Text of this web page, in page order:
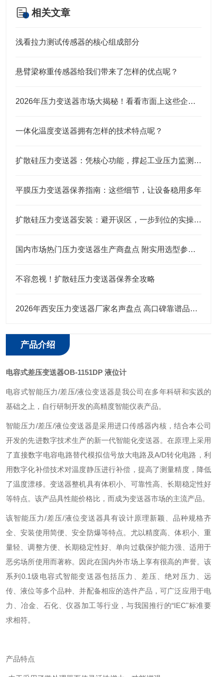
相关文章
浅看拉力测试传感器的核心组成部分
悬臂梁称重传感器给我们带来了怎样的优点呢？
2026年压力变送器市场大揭秘！看看市面上这些企业口碑究竟咋样？
一体化温度变送器拥有怎样的技术特点呢？
扩散硅压力变送器：凭核心功能，撑起工业压力监测的“硬底气”
平膜压力变送器保养指南：这些细节，让设备稳用多年
扩散硅压力变送器安装：避开误区，一步到位的实操指南
国内市场热门压力变送器生产商盘点 附实用选型参考指南
不容忽视！扩散硅压力变送器保养全攻略
2026年西安压力变送器厂家名声盘点 高口碑靠谱品牌都给你整理好了
产品介绍
电容式差压变送器OB-1151DP 液位计
电容式智能压力/差压/液位变送器是我公司在多年科研和实践的
基础之上，自行研制开发的高精度智能仪表产品。
智能压力/差压/液位变送器是采用进口传感器内核，结合本公司
开发的先进数字技术生产的新一代智能化变送器。在原理上采用
了直接数字电容电路替代模拟信号放大电路及A/D转化电路，利
用数字化补偿技术对温度静压进行补偿，提高了测量精度，降低
了温度漂移。变送器整机具有体积小、可靠性高、长期稳定性好
等特点。该产品具性能价格比，而成为变送器市场的主流产品。
该智能压力/差压/液位变送器具有设计原理新颖、品种规格齐
全、安装使用简便、安全防爆等特点。尤以精度高、体积小、重
量轻、调整方便、长期稳定性好、单向过载保护能力强、适用于
恶劣场所使用而著称。因此在国内外市场上享有很高的声誉。该
系列0.1级电容式智能变送器包括压力、差压、绝对压力、远
传、液位等多个品种、并配备相应的选件产品，可广泛应用于电
力、冶金、石化、仪器加工等行业，与我国推行的“IEC"标准要
求相符。
产品特点